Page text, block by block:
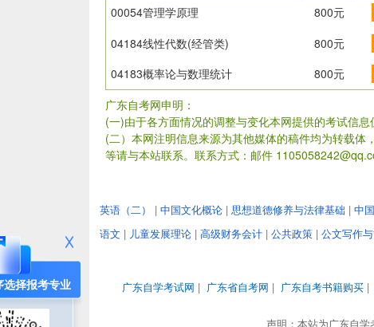
00054管理学原理 800元
04184线性代数(经管类) 800元
04183概率论与数理统计 800元
广东自考网申明：
(一)由于各方面情况的调整与变化本网提供的考试信
(二）本网注明信息来源为其他媒体的稿件均为转载
等请与本站联系。联系方式：邮件
选择报考专业
英语（二） | 中国文化概论 | 思想道德修养与法律基础 | 中
语文 | 儿童发展理论 | 高级财务会计 | 公共政策 | 公文写作
广东自学考试网 | 广东省自考网 | 广东自考书籍购买 |
声明：本站为广东自